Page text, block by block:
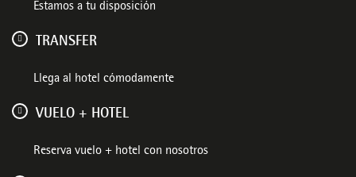
Estamos a tu disposición
TRANSFER
Llega al hotel cómodamente
VUELO + HOTEL
Reserva vuelo + hotel con nosotros